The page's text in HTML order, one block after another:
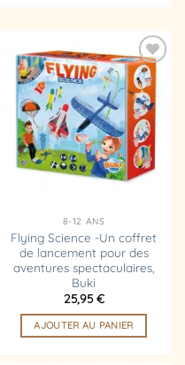
Ajouter
à la
liste
d’envies
8-12 ANS
Flying Science -Un coffret
de lancement pour des
aventures spectaculaires,
Buki
25,95€
AJOUTER AU PANIER